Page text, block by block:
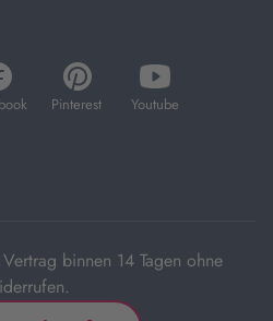
Pinterest
öffnet
in
Youtube
öffnet
in
binnen 14 Tagen ohne